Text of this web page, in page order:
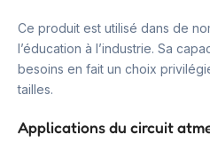
Ce produit est utilisé dans de
l’éducation à l’industrie. Sa
besoins en fait un choix
tailles.
Applications du circuit